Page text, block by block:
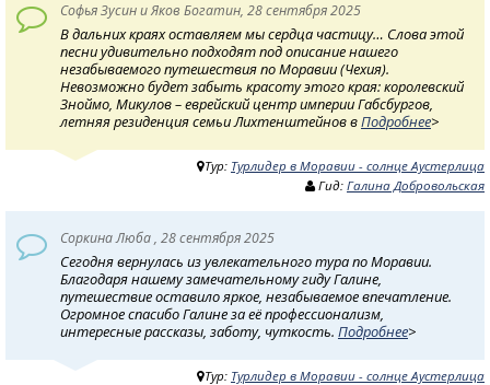
Софья Зусин и Яков Богатин, 28 сентября 2025
В дальних краях оставляем мы сердца частицу… Слова этой
песни удивительно подходят под описание нашего
незабываемого путешествия по Моравии (Чехия).
Невозможно будет забыть красоту этого края: королевский
Зноймо, Микулов – еврейский центр империи Габсбургов,
летняя резиденция семьи Лихтенштейнов вПодробнее>
Тур: Турлидер в Моравии - солнце Аустерлица
Гид: Галина Добровольская
Соркина Люба , 28 сентября 2025
Сегодня вернулась из увлекательного тура по Моравии.
Благодаря нашему замечательному гиду Галине,
путешествие оставило яркое, незабываемое впечатление.
Огромное спасибо Галине за её профессионализм,
интересные рассказы, заботу, чуткость. Подробнее>
Тур: Турлидер в Моравии - солнце Аустерлица